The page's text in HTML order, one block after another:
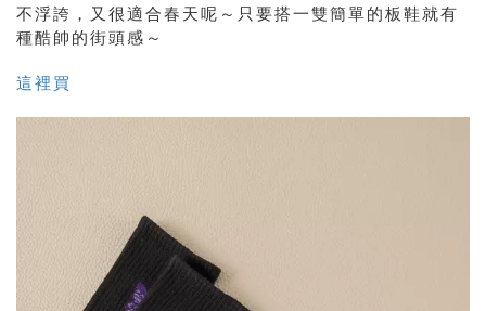
不浮誇，又很適合春天呢～只要搭一雙簡單的板鞋就有
種酷帥的街頭感～
這裡買